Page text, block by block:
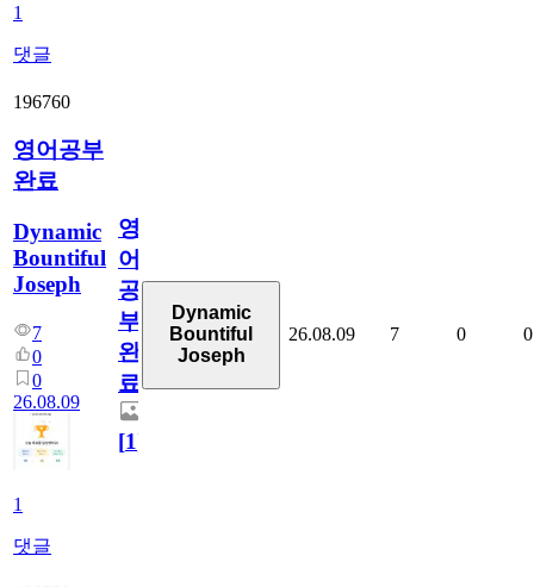
1
댓글
196760
영어공부
완료
Dynamic
Bountiful
Joseph
7
0
0
26.08.09
1
댓글
영
어
공
부
완
료
[1]
Dynamic
Bountiful
Joseph
26.08.09 7 0 0